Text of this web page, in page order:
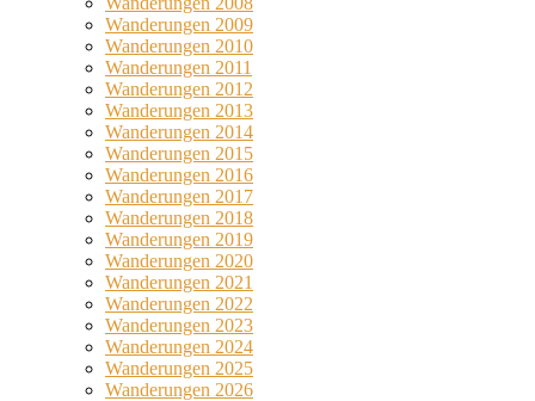
Wanderungen 2009
Wanderungen 2010
Wanderungen 2011
Wanderungen 2012
Wanderungen 2013
Wanderungen 2014
Wanderungen 2015
Wanderungen 2016
Wanderungen 2017
Wanderungen 2018
Wanderungen 2019
Wanderungen 2020
Wanderungen 2021
Wanderungen 2022
Wanderungen 2023
Wanderungen 2024
Wanderungen 2025
Wanderungen 2026